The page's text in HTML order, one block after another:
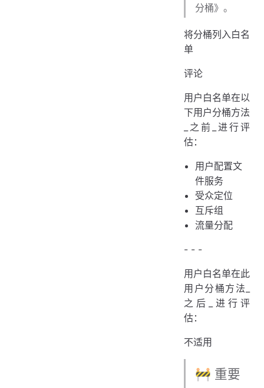
分桶》。
将分桶列入白名
单
评论
用户白名单在以
下用户分桶方法
_之前_进行评
估：
用户配置文
件服务
受众定位
互斥组
流量分配
- - -
用户白名单在此
用户分桶方法_
之后_进行评
估：
不适用
🚧 重要